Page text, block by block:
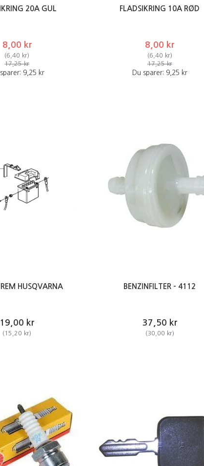
20A GUL
8,00 kr
(6,40 kr)
17,25 kr
sparer: 9,25 kr
FLADSIKRING 10A RØD
8,00 kr
(6,40 kr)
17,25 kr
Du sparer: 9,25 kr
HUSQVARNA
19,00 kr
(15,20 kr)
BENZINFILTER - 4112
37,50 kr
(30,00 kr)